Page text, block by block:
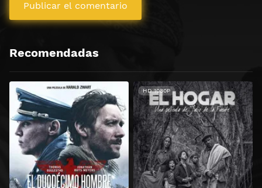
Recomendadas
HD 1080P